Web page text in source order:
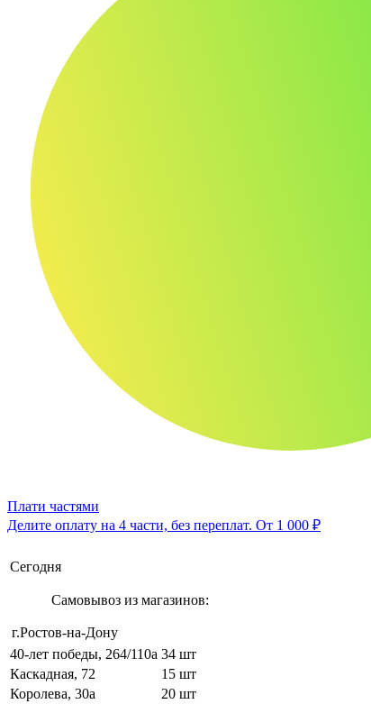
Плати частями
Делите оплату на 4 части, без переплат. От 1 000 ₽
Сегодня
Самовывоз из магазинов:
г.Ростов-на-Дону
40-лет победы, 264/110а 34 шт
Каскадная, 72
15 шт
Королева, 30а
20 шт